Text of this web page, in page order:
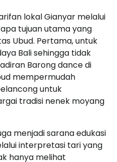
lokal Gianyar melalui
tujuan utama yang
Ubud. Pertama, untuk
Bali sehingga tidak
Barong dance di
mempermudah
untuk
tradisi nenek moyang
menjadi sarana edukasi
interpretasi tari yang
hanya melihat